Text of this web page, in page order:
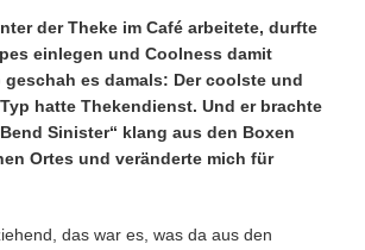
der Theke im Café arbeitete, durfte
einlegen und Coolness damit
geschah es damals: Der coolste und
hatte Thekendienst. Und er brachte
Sinister“ klang aus den Boxen
Ortes und veränderte mich für
das war es, was da aus den